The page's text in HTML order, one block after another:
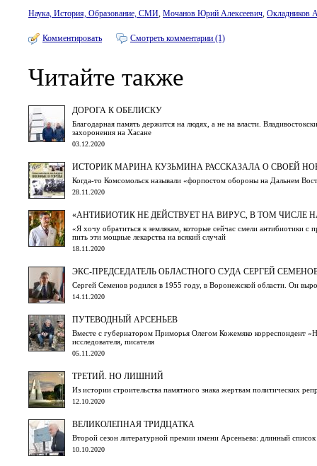
Наука, История, Образование, СМИ, Мочанов Юрий Алексеевич, Окладников
Комментировать Смотреть комментарии (1)
Читайте также
ДОРОГА К ОБЕЛИСКУ
Благодарная память держится на людях, а не на власти.
захоронения на Хасане
03.12.2020
ИСТОРИК МАРИНА КУЗЬМИНА РАССКАЗАЛА О СВОЕЙ
Когда-то Комсомольск называли «форпостом обороны на Дальнем
28.11.2020
«АНТИБИОТИК НЕ ДЕЙСТВУЕТ НА ВИРУС, В ТОМ ЧИСЛЕ
«Я хочу обратиться к землякам, которые сейчас смели антибиотики
пить эти мощные лекарства на всякий случай
18.11.2020
ЭКС-ПРЕДСЕДАТЕЛЬ ОБЛАСТНОГО СУДА СЕРГЕЙ
Сергей Семенов родился в 1955 году, в Воронежской области. Он
14.11.2020
ПУТЕВОДНЫЙ АРСЕНЬЕВ
Вместе с губернатором Приморья Олегом Кожемяко корреспондент
исследователя, писателя
05.11.2020
ТРЕТИЙ. НО ЛИШНИЙ
Из истории строительства памятного знака жертвам политических
12.10.2020
ВЕЛИКОЛЕПНАЯ ТРИДЦАТКА
Второй сезон литературной премии имени Арсеньева: длинный
10.10.2020